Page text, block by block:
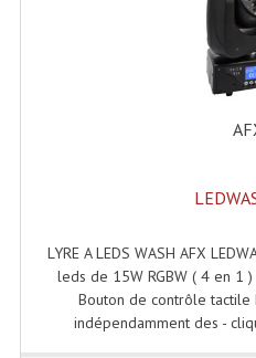
LYRE A LEDS WASH AFX
leds de 15W RGBW ( 4 en 1
Bouton de contrôle
indépendamment des -